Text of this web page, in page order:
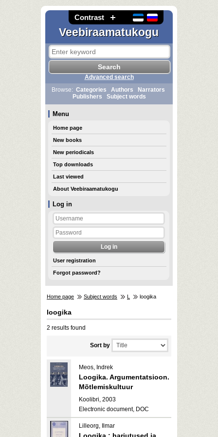
Contrast
Veebiraamatukogu
Log in
User registration
Forgot password?
Advanced search
Browse: Categories Authors
Narrators
Publishers
Subject words
Menu
Home page
New books
New periodicals
Top downloads
Last viewed
About Veebiraamatukogu
Home page Subject words L loogika
loogika
2 results found
Sort by
Meos, Indrek
Loogika. Argumentatsioon.
Mõtlemiskultuur
Koolibri, 2003
Electronic document, DOC
Lilleorg, Ilmar